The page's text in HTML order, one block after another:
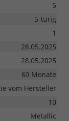
5
5-türig
1
28.05.2025
28.05.2025
60 Monate
vom Hersteller
10
Metallic